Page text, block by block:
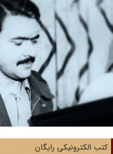
الکترونیکی رایگان